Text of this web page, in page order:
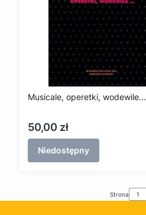
Musicale, operetki, wodewile...
Cena
50,00 zł
Niedostępny
Strona